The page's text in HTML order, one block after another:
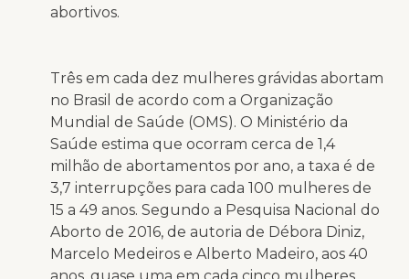
abortivos.
Três em cada dez mulheres grávidas abortam
no Brasil de acordo com a Organização
Mundial de Saúde (OMS). O Ministério da
Saúde estima que ocorram cerca de 1,4
milhão de abortamentos por ano, a taxa é de
3,7 interrupções para cada 100 mulheres de
15 a 49 anos. Segundo a Pesquisa Nacional do
Aborto de 2016, de autoria de Débora Diniz,
Marcelo Medeiros e Alberto Madeiro, aos 40